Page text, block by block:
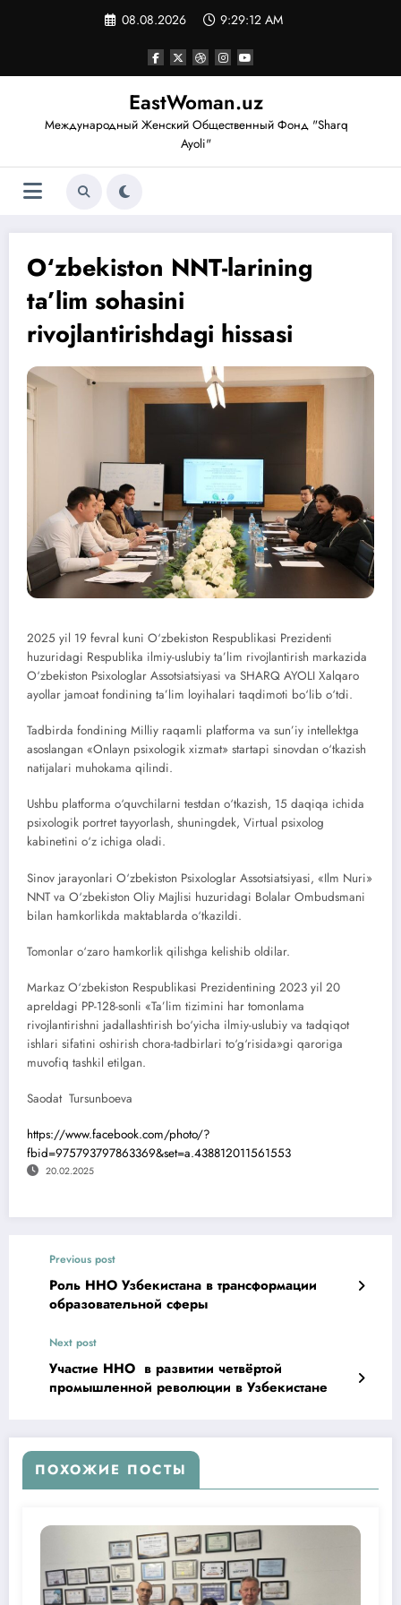
08.08.2026 9:29:13 AM
EastWoman.uz
Международный Женский Общественный Фонд "Sharq
Ayoli"
O‘zbekiston NNT-larining
ta’lim sohasini
rivojlantirishdagi hissasi
2025 yil 19 fevral kuni O‘zbekiston Respublikasi Prezidenti
huzuridagi Respublika ilmiy-uslubiy ta’lim rivojlantirish markazida
O‘zbekiston Psixologlar Assotsiatsiyasi va SHARQ AYOLI Xalqaro
ayollar jamoat fondining ta’lim loyihalari taqdimoti bo‘lib o‘tdi.
Tadbirda fondining Milliy raqamli platforma va sun’iy intellektga
asoslangan «Onlayn psixologik xizmat» startapi sinovdan o‘tkazish
natijalari muhokama qilindi.
Ushbu platforma o‘quvchilarni testdan o‘tkazish, 15 daqiqa ichida
psixologik portret tayyorlash, shuningdek, Virtual psixolog
kabinetini o‘z ichiga oladi.
Sinov jarayonlari O‘zbekiston Psixologlar Assotsiatsiyasi, «Ilm Nuri»
NNT va O‘zbekiston Oliy Majlisi huzuridagi Bolalar Ombudsmani
bilan hamkorlikda maktablarda o‘tkazildi.
Tomonlar o‘zaro hamkorlik qilishga kelishib oldilar.
Markaz O‘zbekiston Respublikasi Prezidentining 2023 yil 20
apreldagi PP-128-sonli «Ta’lim tizimini har tomonlama
rivojlantirishni jadallashtirish bo‘yicha ilmiy-uslubiy va tadqiqot
ishlari sifatini oshirish chora-tadbirlari to‘g‘risida»gi qaroriga
muvofiq tashkil etilgan.
Saodat Tursunboeva
https://www.facebook.com/photo/?
fbid=975793797863369&set=a.438812011561553
20.02.2025
Previous post
Роль ННО Узбекистана в трансформации
образовательной сферы
Next post
Участие ННО в развитии четвёртой
промышленной революции в Узбекистане
ПОХОЖИЕ ПОСТЫ